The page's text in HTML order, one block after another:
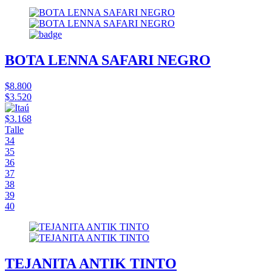
BOTA LENNA SAFARI NEGRO
$8.800
$3.520
$3.168
Talle
34
35
36
37
38
39
40
TEJANITA ANTIK TINTO